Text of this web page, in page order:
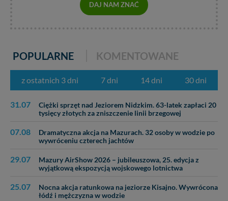
DAJ NAM ZNAĆ
POPULARNE KOMENTOWANE
z ostatnich 3 dni 7 dni 14 dni 30 dni
31.07
Ciężki sprzęt nad Jeziorem Nidzkim. 63-latek zapłaci 20
tysięcy złotych za zniszczenie linii brzegowej
07.08
Dramatyczna akcja na Mazurach. 32 osoby w wodzie po
wywróceniu czterech jachtów
29.07
Mazury AirShow 2026 – jubileuszowa, 25. edycja z
wyjątkową ekspozycją wojskowego lotnictwa
25.07
Nocna akcja ratunkowa na jeziorze Kisajno. Wywrócona
łódź i mężczyzna w wodzie